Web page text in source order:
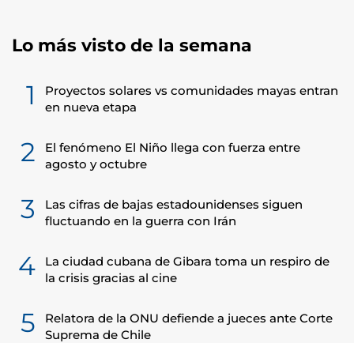
Lo más visto de la semana
1
Proyectos solares vs comunidades mayas entran
en nueva etapa
2
El fenómeno El Niño llega con fuerza entre
agosto y octubre
3
Las cifras de bajas estadounidenses siguen
fluctuando en la guerra con Irán
4
La ciudad cubana de Gibara toma un respiro de
la crisis gracias al cine
5
Relatora de la ONU defiende a jueces ante Corte
Suprema de Chile